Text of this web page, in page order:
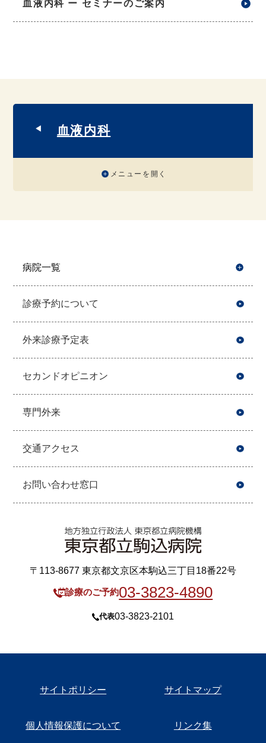
血液内科 ー セミナーのご案内
血液内科
メニューを開く
病院一覧
診療予約について
外来診療予定表
セカンドオピニオン
専門外来
交通アクセス
お問い合わせ窓口
〒113-8677 東京都文京区本駒込三丁目18番22号
診療のご予約03-3823-4890
代表03-3823-2101
サイトポリシー サイトマップ
個人情報保護について リンク集